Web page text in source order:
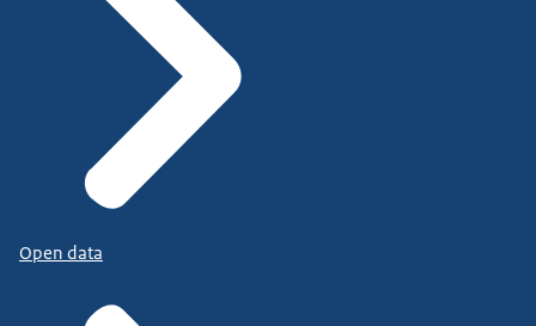
Open data